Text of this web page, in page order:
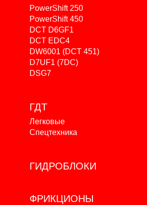
PowerShift 250
PowerShift 450
DCT D6GF1
DCT EDC4
DW6001 (DCT 451)
D7UF1 (7DC)
DSG7
ГДТ
Легковые
Спецтехника
ГИДРОБЛОКИ
ФРИКЦИОНЫ